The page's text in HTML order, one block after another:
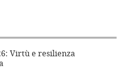
Virtù e resilienza